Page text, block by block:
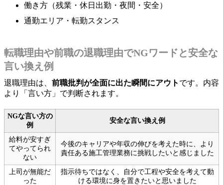
働き方（残業・休日出勤・夜間・安全）
通勤エリア・転勤スタンス
転職理由や前職の退職理由でNGワードと安全な
言い換え例
退職理由は、 前職批判が全面に出た瞬間にアウト です。内容
より「言い方」で判断されます。
NGな言い方の
例
安全な言い換え例
給料が安すぎ
てやってられ
ない
今後のキャリアや年収の伸びを考えた時に、より
責任ある施工管理業務に挑戦したいと感じました
上司が無能だ
った
指示待ちではなく、自分で工程や安全を考えて動
ける環境に身を置きたいと思いました